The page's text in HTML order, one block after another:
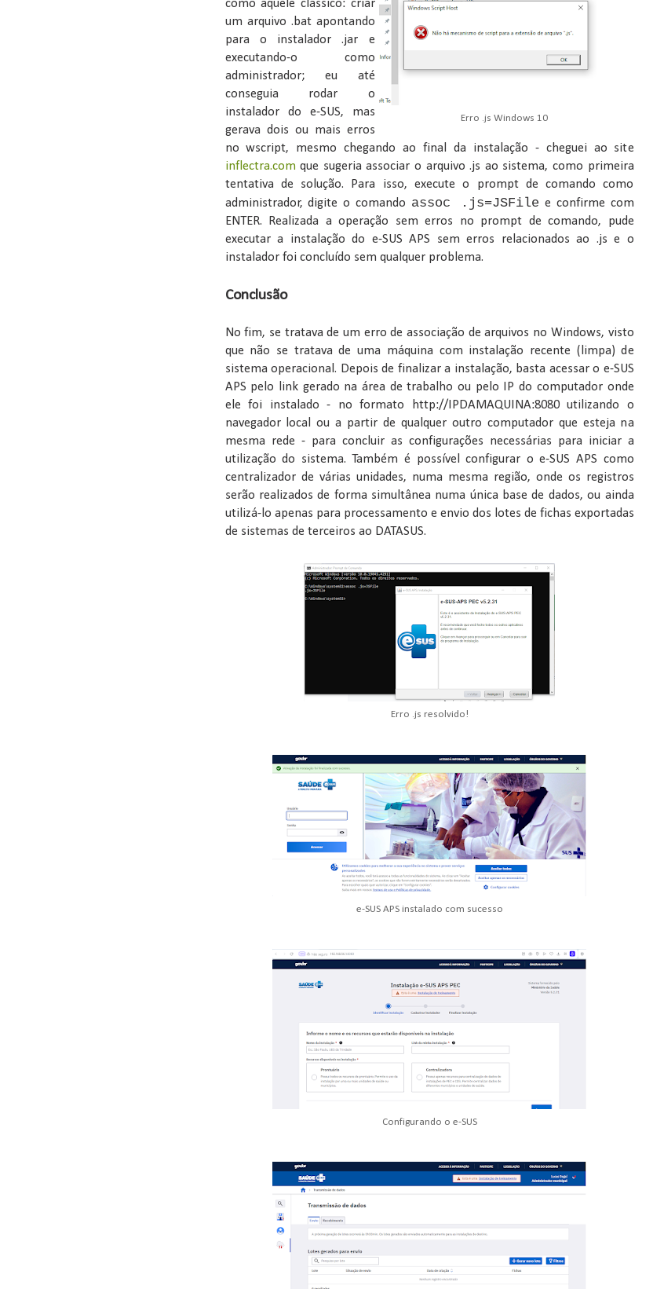
Erro .js Windows 10
como aquele clássico: criar
um arquivo .bat apontando
para o instalador .jar e
executando-o como
administrador; eu até
conseguia rodar o
instalador do e-SUS, mas
gerava dois ou mais erros
no wscript, mesmo chegando ao final da instalação - cheguei ao site
inflectra.com que sugeria associar o arquivo .js ao sistema, como primeira
tentativa de solução. Para isso, execute o prompt de comando como
administrador, digite o comando assoc .js=JSFile e confirme com
ENTER. Realizada a operação sem erros no prompt de comando, pude
executar a instalação do e-SUS APS sem erros relacionados ao .js e o
instalador foi concluído sem qualquer problema.
Conclusão
No fim, se tratava de um erro de associação de arquivos no Windows, visto
que não se tratava de uma máquina com instalação recente (limpa) de
sistema operacional. Depois de finalizar a instalação, basta acessar o e-SUS
APS pelo link gerado na área de trabalho ou pelo IP do computador onde
ele foi instalado - no formato http://IPDAMAQUINA:8080 utilizando o
navegador local ou a partir de qualquer outro computador que esteja na
mesma rede - para concluir as configurações necessárias para iniciar a
utilização do sistema. Também é possível configurar o e-SUS APS como
centralizador de várias unidades, numa mesma região, onde os registros
serão realizados de forma simultânea numa única base de dados, ou ainda
utilizá-lo apenas para processamento e envio dos lotes de fichas exportadas
de sistemas de terceiros ao DATASUS.
Erro .js resolvido!
e-SUS APS instalado com sucesso
Configurando o e-SUS